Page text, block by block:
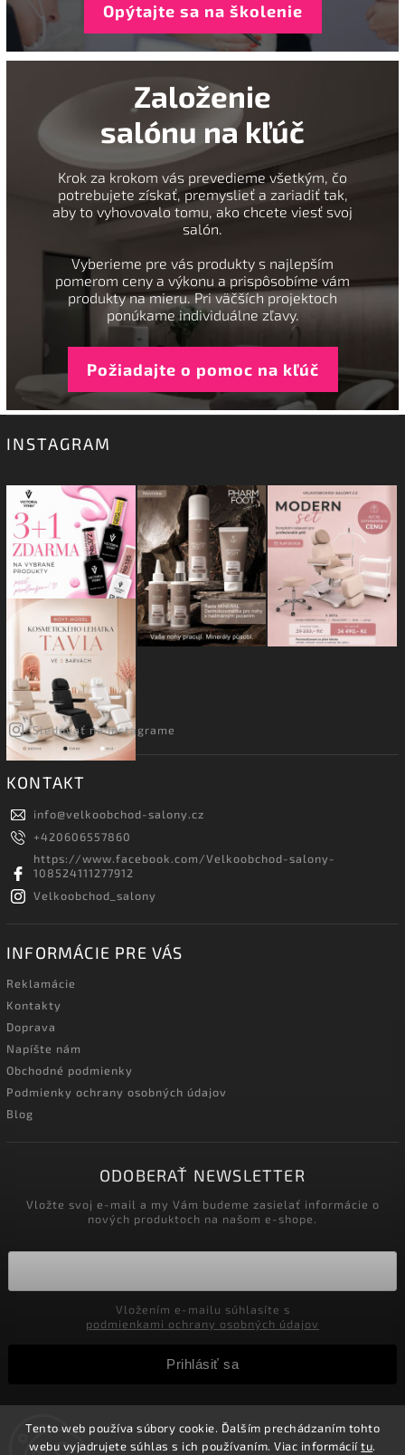
Tento web používa súbory cookie. Ďalším prechádzaním tohto
webu vyjadrujete súhlas s ich používaním. Viac informáciítu.
Opýtajte sa na školenie
Založenie
salónu na kľúč
Krok za krokom vás prevedieme všetkým, čo
potrebujete získať, premyslieť a zariadiť tak,
aby to vyhovovalo tomu, ako chcete viesť svoj
salón.
Vyberieme pre vás produkty s najlepším
pomerom ceny a výkonu a prispôsobíme vám
produkty na mieru. Pri väčších projektoch
ponúkame individuálne zľavy.
Požiadajte o pomoc na kľúč
INSTAGRAM
Sledovať na Instagrame
KONTAKT
info@velkoobchod-salony.cz
+420606557860
https://www.facebook.com/Velkoobchod-salony-
108524111277912
Velkoobchod_salony
INFORMÁCIE PRE VÁS
Reklamácie
Kontakty
Doprava
Napíšte nám
Obchodné podmienky
Podmienky ochrany osobných údajov
Blog
ODOBERAŤ NEWSLETTER
Vložte svoj e-mail a my Vám budeme zasielať informácie o
nových produktoch na našom e-shope.
podmienkami ochrany osobných údajov
Prihlásiť sa
Copyright 2026 Velkoobchod-salony.sk. Všetky práva
vyhradené.